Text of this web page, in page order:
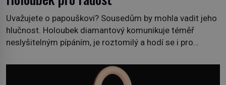
Uvažujete o papouškovi? Sousedům by mohla vadit jeho
hlučnost. Holoubek diamantový komunikuje téměř
neslyšitelným pípáním, je roztomilý a hodí se i pro
klidného ptáčka, který většinu dne jen posedává. Hodně
času tráví na zemi, kde sbírá zbytky semínek Jeho